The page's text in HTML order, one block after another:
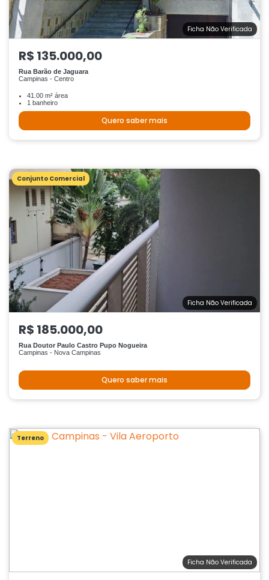
Ficha Não Verificada
R$ 135.000,00
Rua Barão de Jaguara
Campinas - Centro
41.00 m² área
1 banheiro
Quero saber mais
Conjunto Comercial
Ficha Não Verificada
R$ 185.000,00
Rua Doutor Paulo Castro Pupo Nogueira
Campinas - Nova Campinas
Quero saber mais
Terreno
Ficha Não Verificada